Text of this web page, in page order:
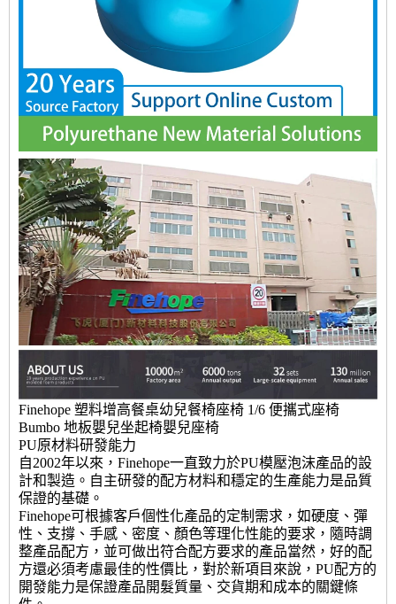
Finehope 塑料增高餐桌幼兒餐椅座椅 1/6 便攜式座椅
Bumbo 地板嬰兒坐起椅嬰兒座椅
PU原材料研發能力
自2002年以來，Finehope一直致力於PU模壓泡沫產品的設
計和製造。自主研發的配方材料和穩定的生產能力是品質
保證的基礎。
Finehope可根據客戶個性化產品的定制需求，如硬度、彈
性、支撐、手感、密度、顏色等理化性能的要求，隨時調
整產品配方，並可做出符合配方要求的產品當然，好的配
方還必須考慮最佳的性價比，對於新項目來說，PU配方的
開發能力是保證產品開髮質量、交貨期和成本的關鍵條